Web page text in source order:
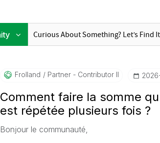
Frolland Partner - Contributor II
Comment faire la somme
est répétée plusieurs fois ?
Bonjour le communauté,